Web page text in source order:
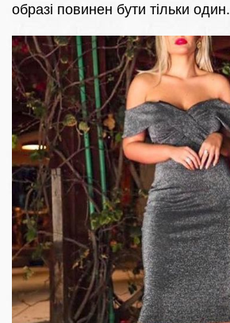
образі повинен бути тільки один.